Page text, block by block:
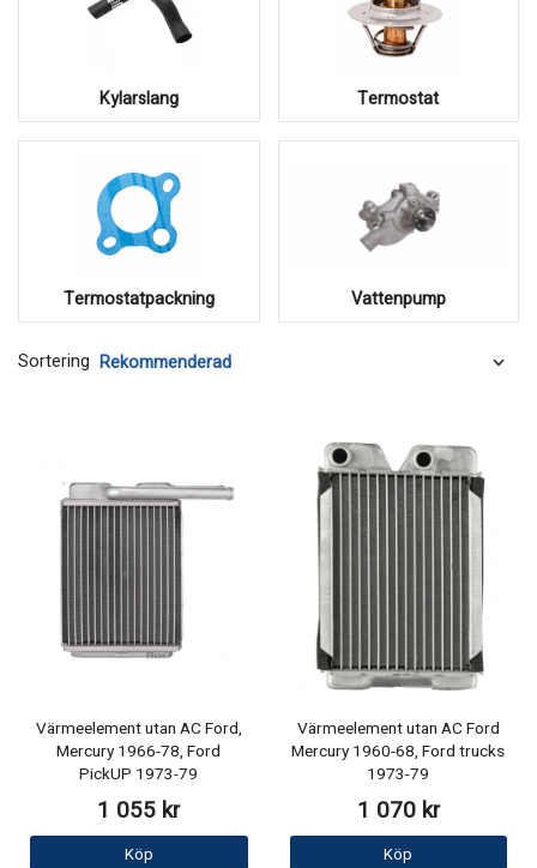
Kylarslang Termostat
Termostatpackning Vattenpump
Sortering
Värmeelement utan AC Ford,
Mercury 1966-78, Ford
PickUP 1973-79
1 055 kr
Köp
Värmeelement utan AC Ford
Mercury 1960-68, Ford trucks
1973-79
1 070 kr
Köp